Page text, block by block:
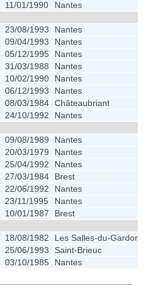
11/01/1990
Nantes
23/08/1993
Nantes
09/04/1993
Nantes
05/12/1995
Nantes
31/03/1988
Nantes
10/02/1990
Nantes
06/12/1993
Nantes
08/03/1984 Châteaubriant
24/10/1992
Nantes
09/08/1989
Nantes
20/03/1979
Nantes
25/04/1992
Nantes
27/03/1984
Brest
22/06/1992
Nantes
23/11/1995
Nantes
10/01/1987
Brest
18/08/1982
Les Salles-du-Gardon
25/06/1993
Saint-Brieuc
03/10/1985 Nantes